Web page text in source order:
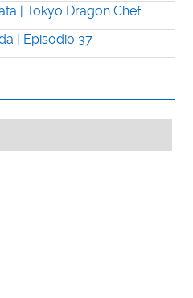
| Tokyo Dragon Chef
| Episodio 37